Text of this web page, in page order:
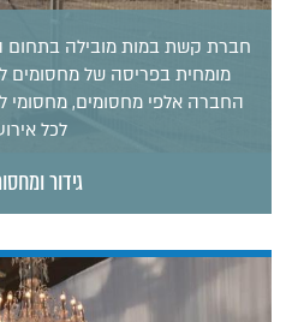
חברת קשת במות מובילה בתחום
מומחית בפריסה של מחסומים
החברה אלפי מחסומים, מחסומי
לכל
גידור